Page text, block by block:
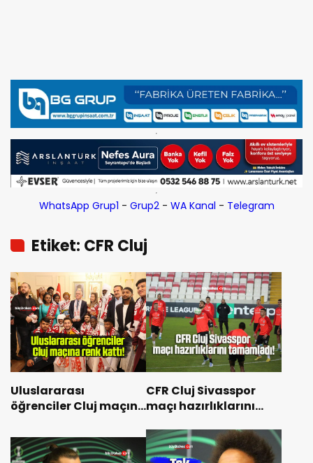
WhatsApp Grup1 - Grup2- WA Kanal - Telegram
Etiket: CFR Cluj
Uluslararası
öğrenciler Cluj maçına
CFR Cluj Sivasspor
maçı hazırlıklarını